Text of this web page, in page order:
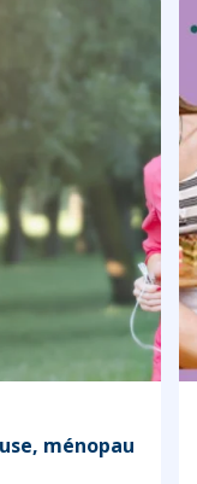
ménopau